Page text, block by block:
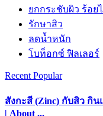
ยกกระชับผิว ร้อย
รักษาสิว
ลดน้ำหนัก
โบท็อกซ์ ฟิลเลอร์
Recent Popular
สังกะสี (Zinc) กับสิว กิ
| About ...